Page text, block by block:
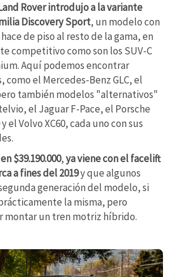
Rover introdujo a la variante
Discovery Sport, un modelo con
de piso al resto de la gama, en
competitivo como son los SUV-C
Aquí podemos encontrar
como el Mercedes-Benz GLC, el
también modelos "alternativos"
el Jaguar F-Pace, el Porsche
el Volvo XC60, cada uno con sus
$39.190.000,ya viene con el facelift
a fines del 2019y que algunos
generación del modelo, si
la misma, pero
montar un tren motriz híbrido.